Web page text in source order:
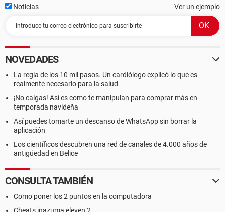
Noticias Ver un ejemplo
NOVEDADES
La regla de los 10 mil pasos. Un cardiólogo explicó lo que es
realmente necesario para la salud
¡No caigas! Así es como te manipulan para comprar más en
temporada navideña
Así puedes tomarte un descanso de WhatsApp sin borrar la
aplicación
Los científicos descubren una red de canales de 4.000 años de
antigüedad en Belice
CONSULTA TAMBIÉN
Como poner los 2 puntos en la computadora